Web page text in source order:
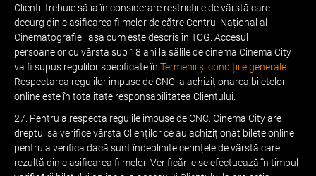
Clienții trebuie să ia în considerare restricțiile de vârstă care
decurg din clasificarea filmelor de către Centrul Național al
Cinematografiei, așa cum este descris în TCG. Accesul
persoanelor cu vârsta sub 18 ani la sălile de cinema Cinema City
va fi supus regulilor specificate în Termenii și condițiile generale
Respectarea regulilor impuse de CNC la achiziționarea biletelor
online este în totalitate responsabilitatea Clientului.
27. Pentru a respecta regulile impuse de CNC, Cinema City are
dreptul să verifice vârsta Clienților ce au achiziționat bilete online
pentru a verifica dacă sunt îndeplinite cerințele de vârstă care
rezultă din clasificarea filmelor. Verificările se efectuează în timpul